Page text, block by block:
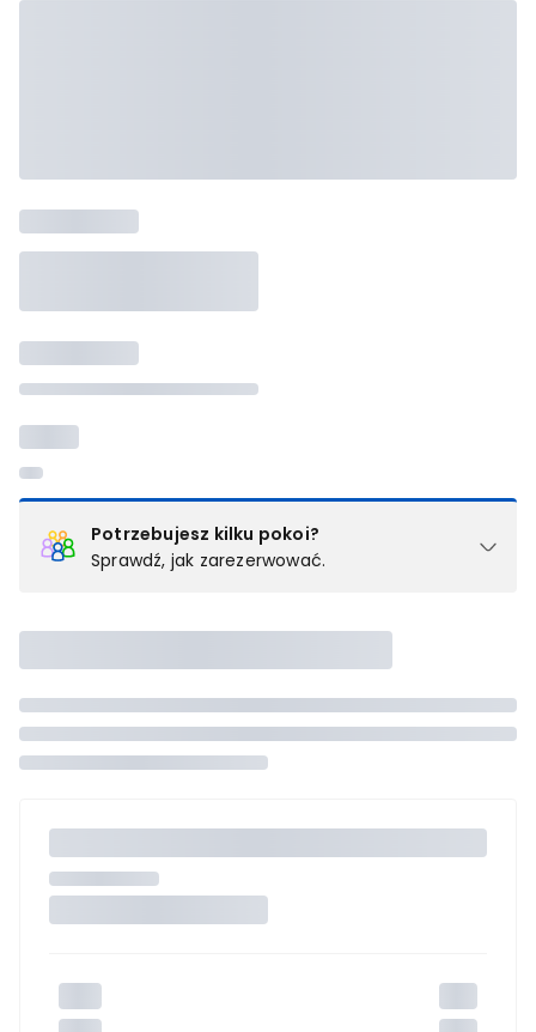
Potrzebujesz kilku pokoi?
Sprawdź, jak zarezerwować.
pokoju (lub apartamencie, willi itd.). Wybierz jedną z ofert z listy
i zarezerwuj ją. Zrób oddzielne rezerwacje dla każdego
kolejnego pokoju lubskontaktuj się z nami,by złożyć
zamówienie u naszego doradcy.
Maksymalna liczba uczestników
maksymalny limit dla 1 pokoju.